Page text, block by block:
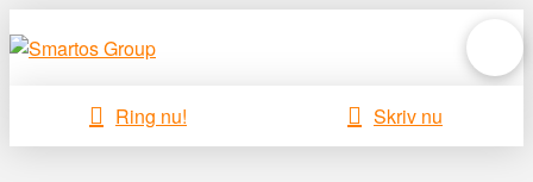
Ring nu! Skriv nu